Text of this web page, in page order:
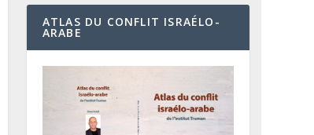
ATLAS DU CONFLIT ISRAÉLO-
ARABE